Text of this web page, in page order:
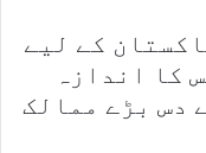
کے لیے
کا اندازہ
دس بڑے ممالک